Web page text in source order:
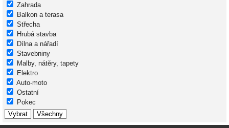
Zahrada
Balkon a terasa
Střecha
Hrubá stavba
Dílna a nářadí
Stavebniny
Malby, nátěry, tapety
Elektro
Auto-moto
Ostatní
Pokec